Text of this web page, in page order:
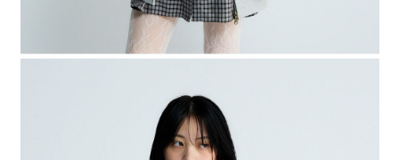
時審查核予不同之上限額度；若仍有額度不足之情形，本公司將視審查結果
請求用戶進行身份認證。
５．嚴禁一人註冊多個帳號或使用他人資訊註冊。若發現惡意使用之情形，
恩沛科技股份有限公司將有權停止該用戶之使用額度並採取法律行動。